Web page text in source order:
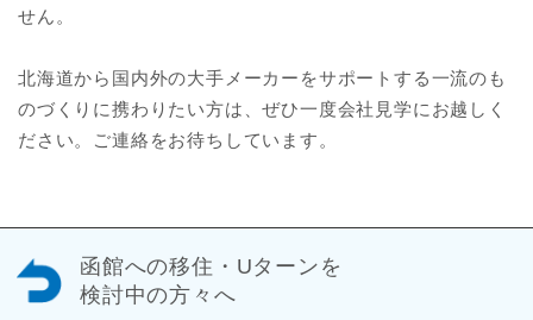
せん。
北海道から国内外の大手メーカーをサポートする一流のも
のづくりに携わりたい方は、ぜひ一度会社見学にお越しく
ださい。ご連絡をお待ちしています。
函館への移住・Uターンを
検討中の方々へ